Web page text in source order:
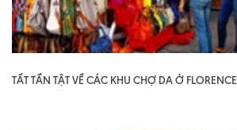
TẤT TẦN TẬT VỀ CÁC KHU CHỢ DA Ở FLORENCE